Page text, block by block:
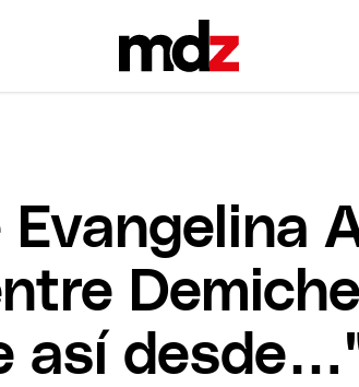
así